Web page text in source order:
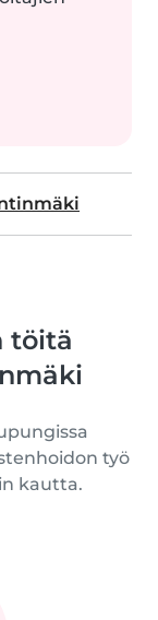
töitä
työ
kautta.